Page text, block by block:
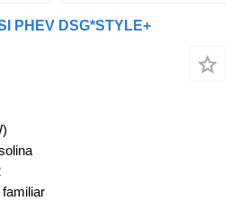
PHEV DSG*STYLE+